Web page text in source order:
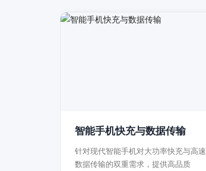
智能手机快充与数据传输
针对现代智能手机对大功率快充与高速
数据传输的双重需求，提供高品质